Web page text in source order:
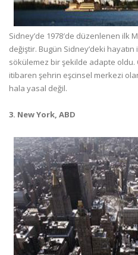
Sidney’de 1978′de düzenlenen ilk
değiştir. Bugün Sidney’deki
sökülemez bir şekilde adapte oldu.
itibaren şehrin eşcinsel merkezi
hala yasal değil.
3. New York, ABD